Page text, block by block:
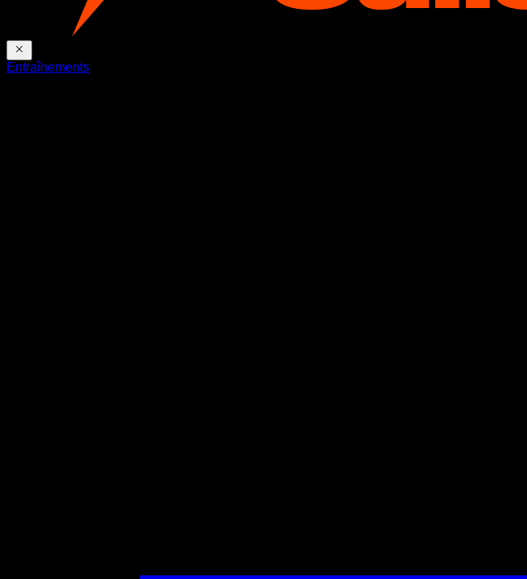
Entraînements